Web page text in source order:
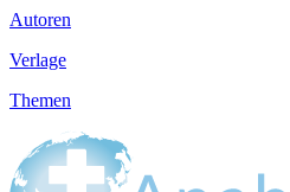
Autoren
Verlage
Themen